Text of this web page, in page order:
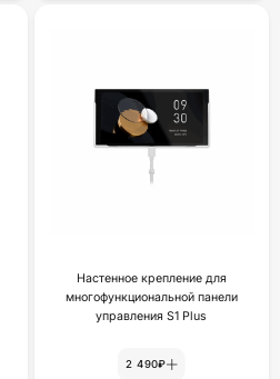
Настенное крепление для
многофункциональной панели
yпpaвлeния S1 Plus
2 490₽